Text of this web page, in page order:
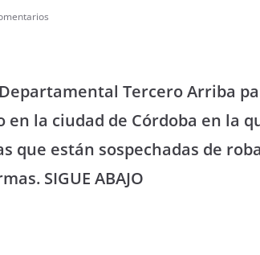
Tercero Arriba
la ciudad de Córdoba en la
que están sospechadas de
SIGUE ABAJO